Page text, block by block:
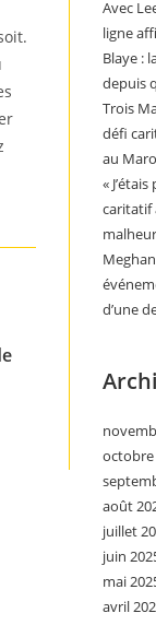
Avec
ligne
Blaye :
depuis
Trois
défi
au
«
caritatif
d’une
octobre
août
juillet
juin
mai
avril